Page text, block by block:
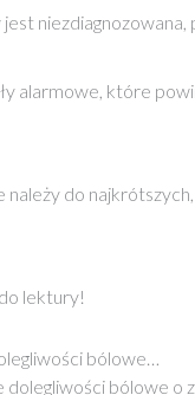
alarmowe, które
należy do
lektury!
bólowe…
bólowe o